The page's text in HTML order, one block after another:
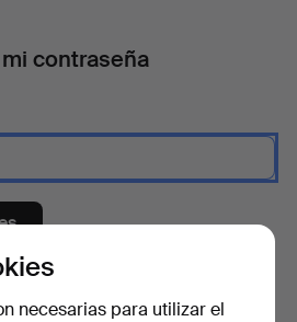
contraseña
necesarias para utilizar el